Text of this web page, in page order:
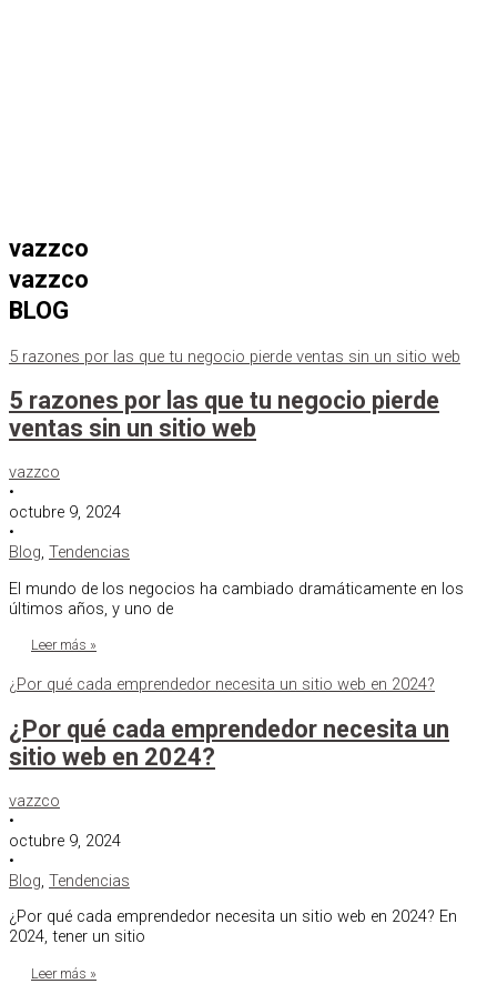
vazzco
vazzco
BLOG
5 razones por las que tu negocio pierde ventas sin un sitio web
5 razones por las que tu negocio pierde
ventas sin un sitio web
vazzco
•
octubre 9, 2024
•
Blog, Tendencias
El mundo de los negocios ha cambiado dramáticamente en los
últimos años, y uno de
Leer más »
¿Por qué cada emprendedor necesita un sitio web en 2024?
¿Por qué cada emprendedor necesita un
sitio web en 2024?
vazzco
•
octubre 9, 2024
•
Blog, Tendencias
¿Por qué cada emprendedor necesita un sitio web en 2024? En
2024, tener un sitio
Leer más »